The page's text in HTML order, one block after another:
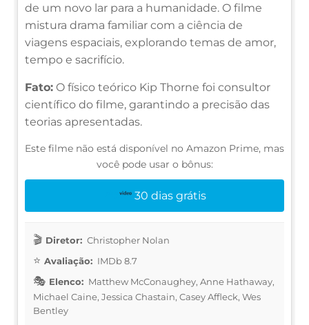
de um novo lar para a humanidade. O filme
mistura drama familiar com a ciência de
viagens espaciais, explorando temas de amor,
tempo e sacrifício.
Fato: O físico teórico Kip Thorne foi consultor
científico do filme, garantindo a precisão das
teorias apresentadas.
Este filme não está disponível no Amazon Prime, mas
você pode usar o bônus:
30 dias grátis
Diretor: Christopher Nolan
Avaliação: IMDb 8.7
Elenco: Matthew McConaughey, Anne Hathaway,
Michael Caine, Jessica Chastain, Casey Affleck, Wes
Bentley